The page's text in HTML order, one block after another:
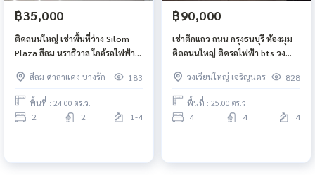
฿35,000
ติดถนนใหญ่ เช่าพื้นที่ว่าง Silom
Plaza สีลม นราธิวาส ใกล้รถไฟฟ้า
2ห้องน้ำ ในตัว
สีลม ศาลาแดง บางรัก 183
พื้นที่ : 24.00 ตร.ว.
2 2 1-4
฿90,000
เช่าตึกแถว ถนน กรุงธนบุรี ห้องมุม
ติดถนนใหญ่ ติดรถไฟฟ้า bts วง
คลีนิค , คาเฟ่ , โรงเรียนสอนพิเศษ
วงเวียนใหญ่ เจริญนคร 828
พื้นที่ : 25.00 ตร.ว.
4 4 4